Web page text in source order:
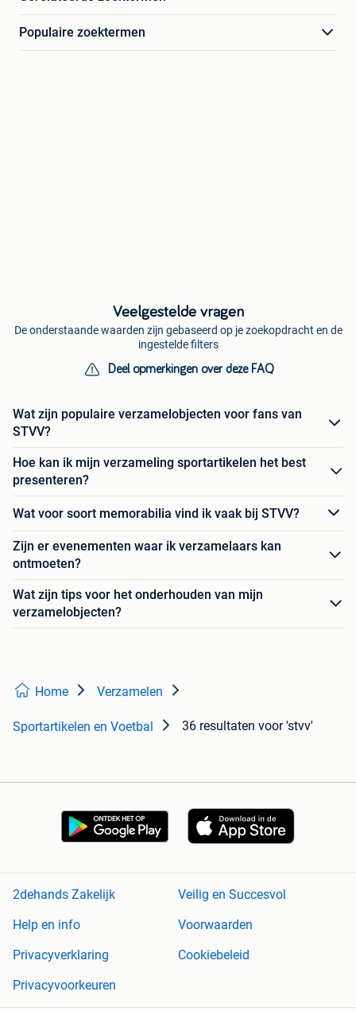
Populaire zoektermen
Veelgestelde vragen
De onderstaande waarden zijn gebaseerd op je zoekopdracht en de
ingestelde filters
Deel opmerkingen over deze FAQ
Wat zijn populaire verzamelobjecten voor fans van
STVV?
Hoe kan ik mijn verzameling sportartikelen het best
presenteren?
Wat voor soort memorabilia vind ik vaak bij STVV?
Zijn er evenementen waar ik verzamelaars kan
ontmoeten?
Wat zijn tips voor het onderhouden van mijn
verzamelobjecten?
Home Verzamelen
Sportartikelen en Voetbal 36 resultaten voor 'stvv'
2dehands Zakelijk
Veilig en Succesvol
Help en info
Voorwaarden
Privacyverklaring
Cookiebeleid
Privacyvoorkeuren